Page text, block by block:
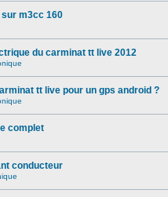
m3cc 160
du carminat tt live 2012
tt live pour un gps android ?
complet
conducteur